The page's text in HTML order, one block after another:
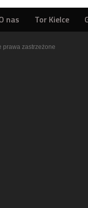
nas Tor Kielce
prawa zastrzeżone